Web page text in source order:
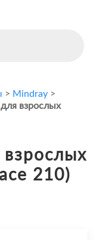
> Mindray >
взрослых
210)